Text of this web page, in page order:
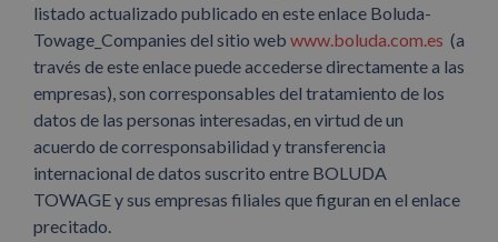
listado actualizado publicado en este enlace Boluda-
Towage_Companies del sitio web www.boluda.com.es (a
través de este enlace puede accederse directamente a las
empresas), son corresponsables del tratamiento de los
datos de las personas interesadas, en virtud de un
acuerdo de corresponsabilidad y transferencia
internacional de datos suscrito entre BOLUDA
TOWAGE y sus empresas filiales que figuran en el enlace
precitado.